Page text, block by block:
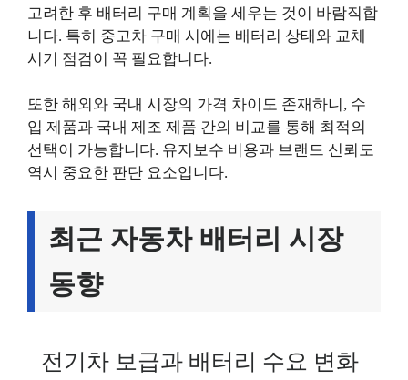
고려한 후 배터리 구매 계획을 세우는 것이 바람직합
니다. 특히 중고차 구매 시에는 배터리 상태와 교체
시기 점검이 꼭 필요합니다.
또한 해외와 국내 시장의 가격 차이도 존재하니, 수
입 제품과 국내 제조 제품 간의 비교를 통해 최적의
선택이 가능합니다. 유지보수 비용과 브랜드 신뢰도
역시 중요한 판단 요소입니다.
최근 자동차 배터리 시장
동향
전기차 보급과 배터리 수요 변화